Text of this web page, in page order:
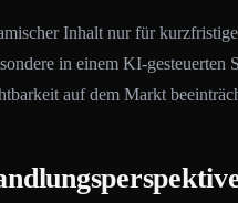
Inhalt nur für
in einem KI-
auf dem Markt